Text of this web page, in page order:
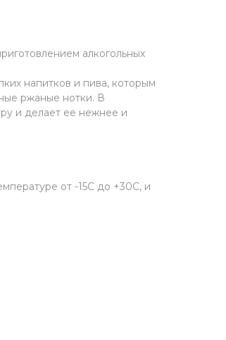
алкогольных
напитков и пива, которым
ржаные нотки. В
и делает ее нежнее и
от -15С до +30С, и